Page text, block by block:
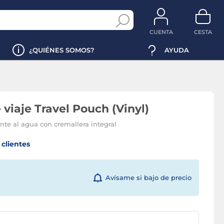
CUENTA CESTA
¿QUIÉNES SOMOS? AYUDA
viaje Travel Pouch (Vinyl)
al agua con cremallera integral
Avísame si bajo de precio